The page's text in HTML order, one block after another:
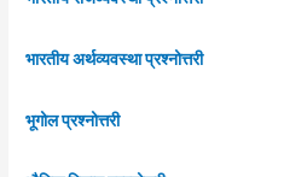
भारतीय अर्थव्यवस्था प्रश्नोत्तरी
भूगोल प्रश्नोत्तरी